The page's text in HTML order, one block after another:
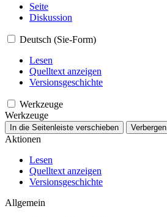
Seite
Diskussion
Deutsch (Sie-Form)
Lesen
Quelltext anzeigen
Versionsgeschichte
Werkzeuge
Werkzeuge
In die Seitenleiste verschieben Verbergen
Aktionen
Lesen
Quelltext anzeigen
Versionsgeschichte
Allgemein